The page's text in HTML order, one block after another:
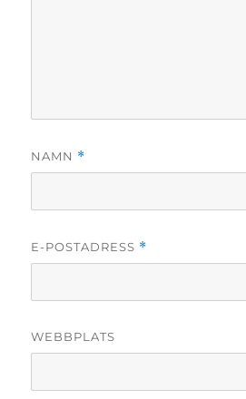
NAMN *
E-POSTADRESS *
WEBBPLATS